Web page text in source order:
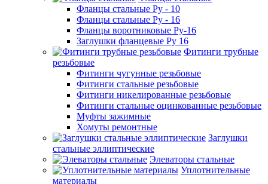
Фланцы стальные Ру - 10
Фланцы стальные Ру - 16
Фланцы воротниковые Ру-16
Заглушки фланцевые Ру 16
Фитинги трубные
резьбовые
Фитинги чугунные резьбовые
Фитинги стальные резьбовые
Фитинги никелированные резьбовые
Фитинги стальные оцинкованные резьбовые
Муфты зажимные
Хомуты ремонтные
Заглушки
стальные эллиптические
Элеваторы стальные
Уплотнительные
материалы